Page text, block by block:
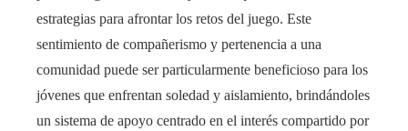
estrategias para afrontar los retos del juego. Este
sentimiento de compañerismo y pertenencia a una
comunidad puede ser particularmente beneficioso para los
jóvenes que enfrentan soledad y aislamiento, brindándoles
un sistema de apoyo centrado en el interés compartido por